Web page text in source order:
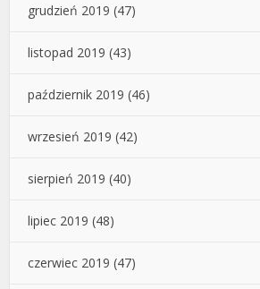
grudzień 2019 (47)
listopad 2019 (43)
październik 2019 (46)
wrzesień 2019 (42)
sierpień 2019 (40)
lipiec 2019 (48)
czerwiec 2019 (47)